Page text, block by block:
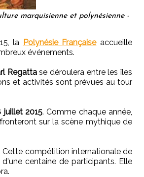
marquisienne et polynésienne -
la Polynésie Françaiseaccueille
événements.
Regattase déroulera entre les îles
et activités sont prévues au tour
juillet 2015. Comme chaque année,
sur la scène mythique de
Cette compétition internationale de
centaine de participants. Elle